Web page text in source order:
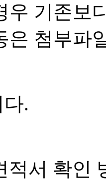
우 기존보
은 첨부파
.
적서 확인